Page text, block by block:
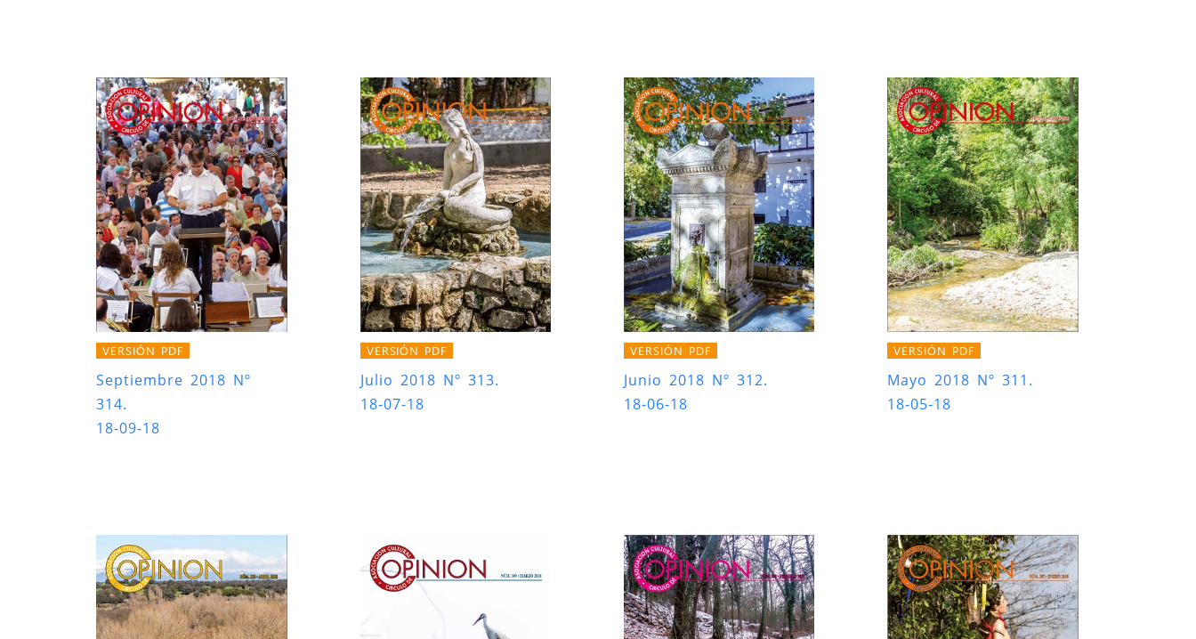
VERSIÓN PDF
Septiembre 2018 Nº
314.
18-09-18
VERSIÓN PDF
Julio 2018 Nº 313.
18-07-18
VERSIÓN PDF
Junio 2018 Nº 312.
18-06-18
VERSIÓN PDF
Mayo 2018 Nº 311.
18-05-18